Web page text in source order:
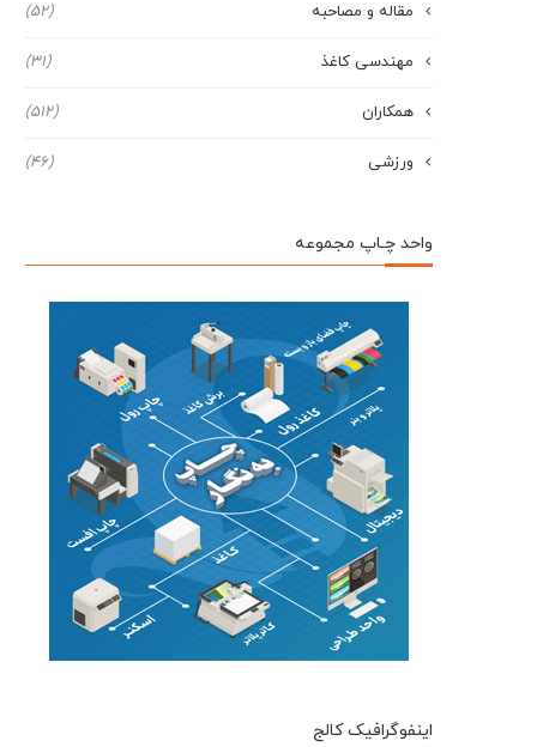
مقاله و مصاحبه (52)
مهندسی کاغذ (31)
همکاران (512)
ورزشی (46)
واحد چـاپ مجموعه
اینفوگرافیک کالج